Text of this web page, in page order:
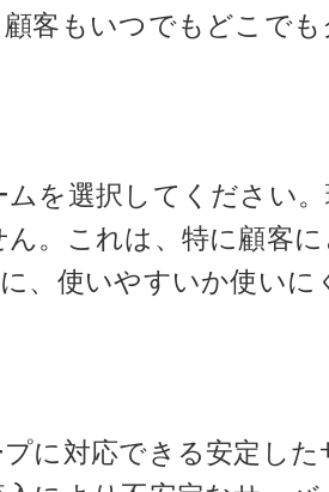
客もいつでもどこで
を選択してください。
。これは、特に顧客
、使いやすいか使いに
に対応できる安定した